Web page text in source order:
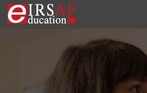
Skip to Content